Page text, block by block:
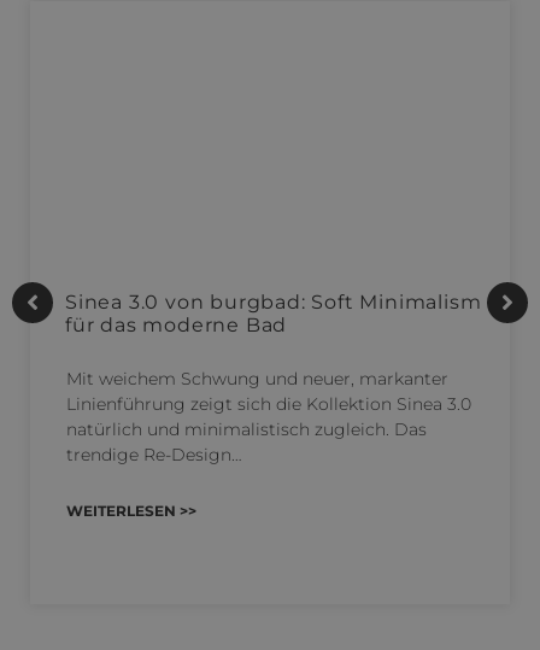
Sinea 3.0 von burgbad: Soft Minimalism
für das moderne Bad
Mit weichem Schwung und neuer, markanter
Linienführung zeigt sich die Kollektion Sinea 3.0
natürlich und minimalistisch zugleich. Das
trendige Re-Design…
WEITERLESEN >>